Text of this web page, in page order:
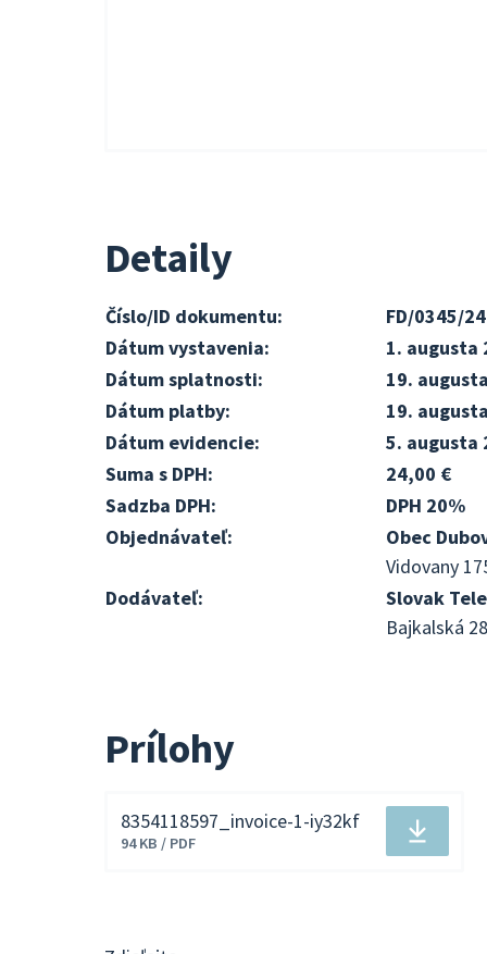
Detaily
Číslo/ID dokumentu:
FD/0345/24
Dátum vystavenia:
1. augusta
Dátum splatnosti:
19.
Dátum platby:
19.
Dátum evidencie:
5. augusta
Suma s DPH:
24,00 €
Sadzba DPH:
DPH 20%
Objednávateľ:
Obec
Vidovany
Dodávateľ:
Slovak
Bajkalská
Prílohy
Stiahnuť
8354118597_invoice-1-iy32kf
94 KB / PDF